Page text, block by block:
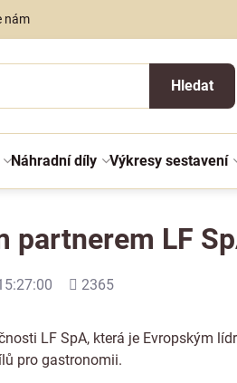
nám
Hledat
Náhradní díly Výkresy sestavení
partnerem LF
Počet
2365
LF SpA, která je Evropským
pro gastronomii.